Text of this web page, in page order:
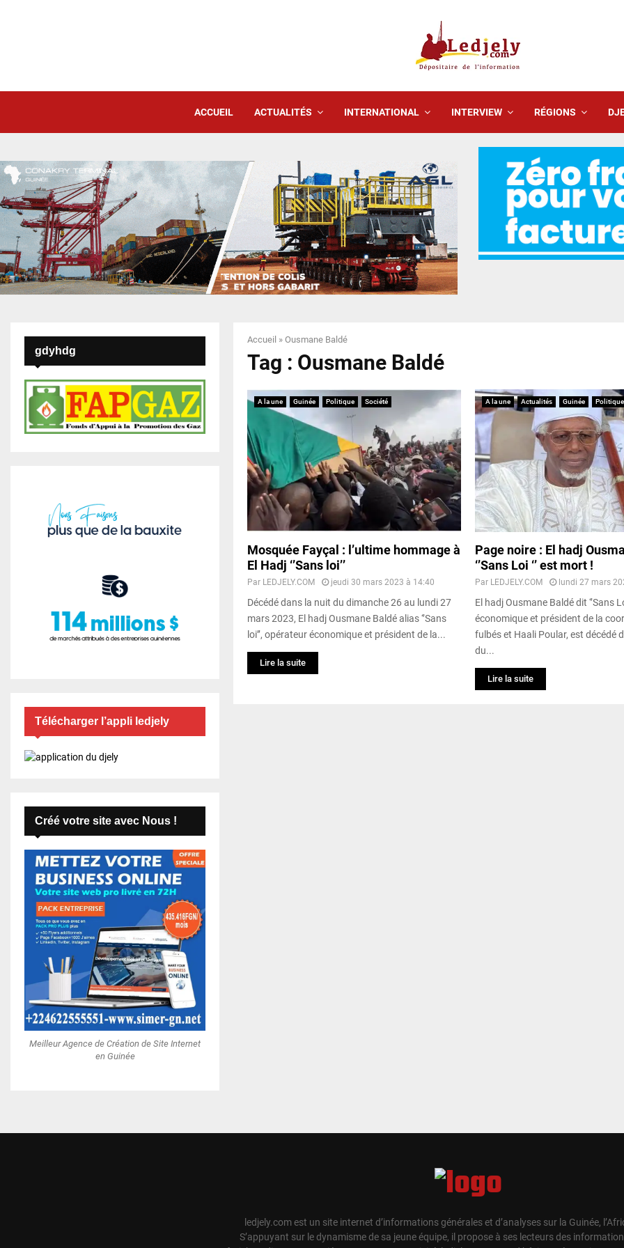
ACCUEIL ACTUALITÉS INTERNATIONAL INTERVIEW RÉGIONS
Accueil » Ousmane Baldé
Tag : Ousmane Baldé
A la une Guinée Politique Société
Mosquée Fayçal : l’ultime hommage à
El Hadj ‘’Sans loi’’
Par LEDJELY.COM jeudi 30 mars 2023 à 14:40
Décédé dans la nuit du dimanche 26 au lundi 27
mars 2023, El hadj Ousmane Baldé alias ‘’Sans
loi’’, opérateur économique et président de la...
Lire la suite
A la une Actualités Guinée Politique
Page noire : El hadj
‘’Sans Loi ‘’ est mort !
Par LEDJELY.COM lundi 27 mars
El hadj Ousmane Baldé dit ‘’Sans
économique et président de la
fulbés et Haali Poular, est décédé
du...
Lire la suite
gdyhdg
Télécharger l’appli ledjely
Créé votre site avec Nous !
Meilleur Agence de Création de Site Internet
en Guinée
ledjely.com est un site internet d’informations générales et d’analyses sur la Guinée,
S’appuyant sur le dynamisme de sa jeune équipe, il propose à ses lecteurs des